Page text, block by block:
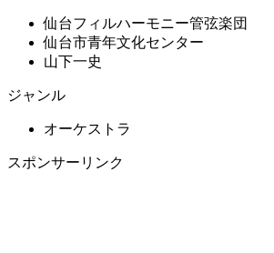
仙台フィルハーモニー管弦楽団
仙台市青年文化センター
山下一史
ジャンル
オーケストラ
スポンサーリンク